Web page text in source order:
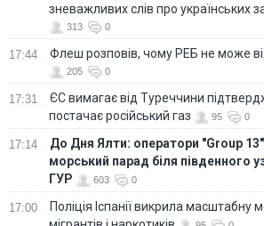
зневажливих слів про українських
313 0
17:44 Флеш розповів, чому РЕБ не може
205 0
17:31
ЄС вимагає від Туреччини
постачає російський газ
95 0
17:14
До Дня Ялти: оператори "Group
морський парад біля південного
ГУР
603 0
17:00
Поліція Іспанії викрила